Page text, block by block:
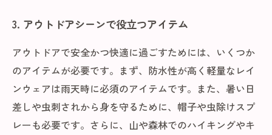
3. アウトドアシーンで役立つアイテム
アウトドアで安全かつ快適に過ごすためには、いくつか
のアイテムが必要です。まず、防水性が高く軽量なレイ
ンウェアは雨天時に必須のアイテムです。また、暑い日
差しや虫刺されから身を守るために、帽子や虫除けスプ
レーも必要です。さらに、山や森林でのハイキングやキ